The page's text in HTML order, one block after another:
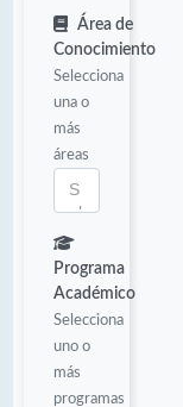
Área de
Conocimiento
Selecciona
una o
más
áreas
Programa
Académico
Selecciona
uno o
más
programas